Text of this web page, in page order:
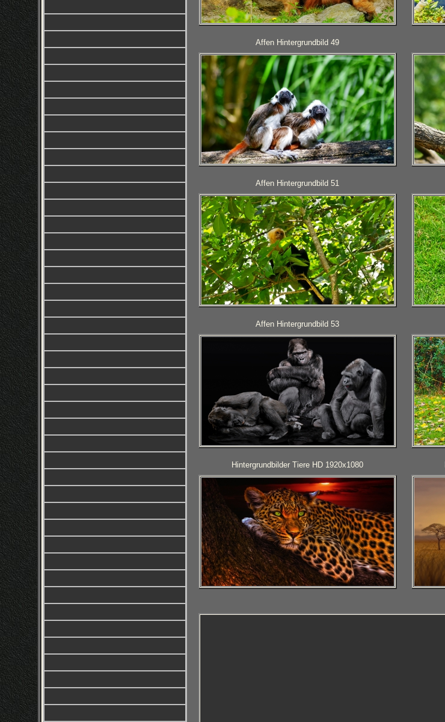
Affen Hintergrundbild 49
Affen Hintergrundbild 51
Affen Hintergrundbild 53
Hintergrundbilder Tiere HD 1920x1080